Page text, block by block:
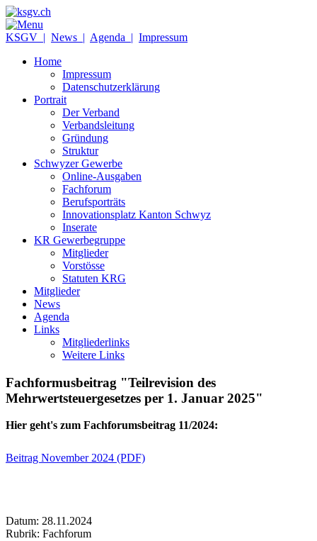
KSGV | News | Agenda | Impressum
Home
Impressum
Datenschutzerklärung
Portrait
Der Verband
Verbandsleitung
Gründung
Struktur
Schwyzer Gewerbe
Online-Ausgaben
Fachforum
Berufsporträts
Innovationsplatz Kanton Schwyz
Inserate
KR Gewerbegruppe
Mitglieder
Vorstösse
Statuten KRG
Mitglieder
News
Agenda
Links
Mitgliederlinks
Weitere Links
Fachformusbeitrag "Teilrevision des
Mehrwertsteuergesetzes per 1. Januar 2025"
Hier geht's zum Fachforumsbeitrag 11/2024:
Beitrag November 2024 (PDF)
Datum: 28.11.2024
Rubrik: Fachforum